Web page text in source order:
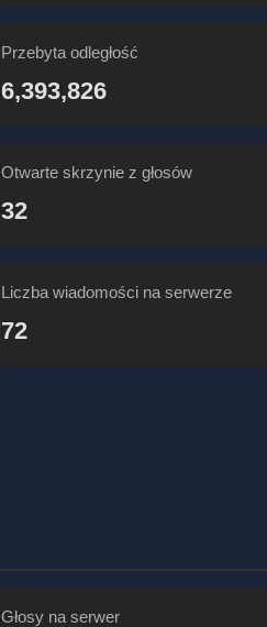
Przebyta odległość
6,393,826
Otwarte skrzynie z głosów
32
Liczba wiadomości na serwerze
72
Głosy na serwer